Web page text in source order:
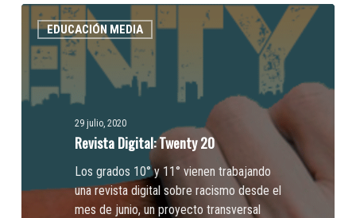
EDUCACIÓN MEDIA
Revista
Digital:
Twenty
20
29 julio, 2020
Revista Digital: Twenty 20
Los grados 10° y 11° vienen trabajando
una revista digital sobre racismo desde el
mes de junio, un proyecto transversal